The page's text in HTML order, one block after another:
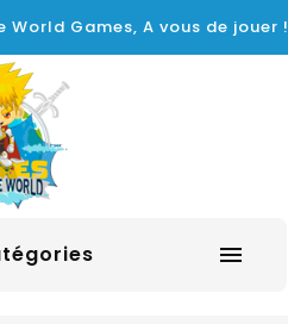
World Games, A vous de jouer !
